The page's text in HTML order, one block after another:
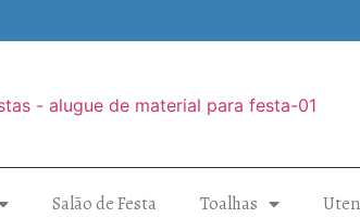
Salão de Festa Toalhas